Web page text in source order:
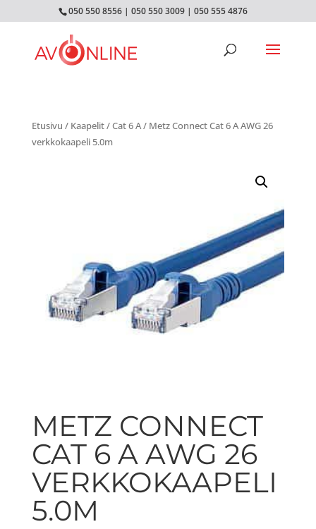
050 550 8556 |050 550 3009 |050 555 4876
Etusivu / Kaapelit/Cat 6 A/ Metz Connect Cat 6 A AWG 26
verkkokaapeli 5.0m
METZ CONNECT
CAT 6 A AWG 26
VERKKOKAAPELI
5.0M